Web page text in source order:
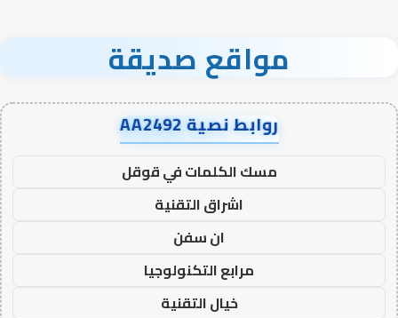
مواقع صديقة
روابط نصية AA2492
مسك الكلمات في قوقل
اشراق التقنية
ان سفن
مرابع التكنولوجيا
خيال التقنية